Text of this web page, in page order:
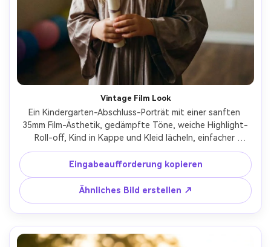
Vintage Film Look
Ein Kindergarten-Abschluss-Porträt mit einer sanften
35mm Film-Ästhetik, gedämpfte Töne, weiche Highlight-
Roll-off, Kind in Kappe und Kleid lächeln, einfacher
Hintergrund mit Ballons außer Fokus, aufgenommen auf
Canon EOS R3, 35mm f/1.8, offene Atmosphäre,
fotorealistisch, ohne branding oder Logos-AR 4:5
Eingabeaufforderung kopieren
Ähnliches Bild erstellen ↗